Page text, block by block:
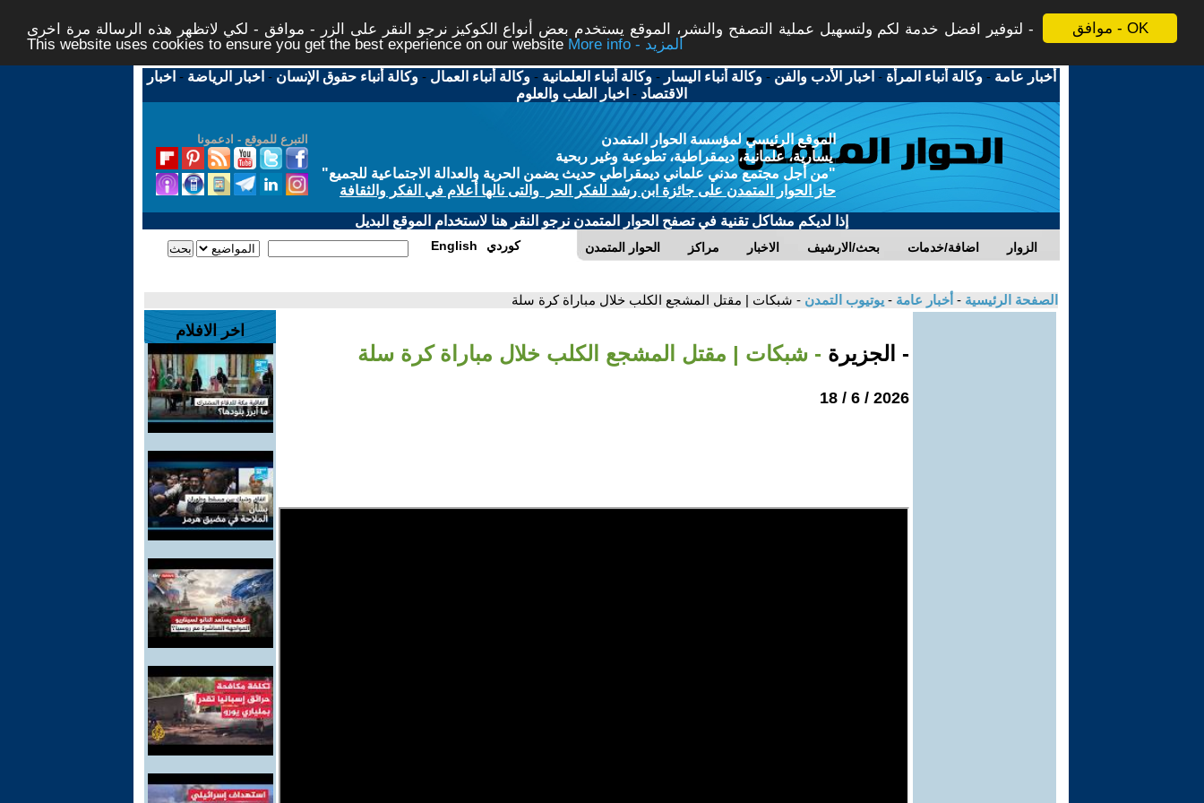
موافق - OK
لتوفير افضل خدمة لكم ولتسهيل عملية التصفح والنشر، الموقع يستخدم بعض أنواع الكوكيز نرجو النقر على الزر - موافق - لكي لاتظهر هذه الرسالة مرة اخرى -
This website uses cookies to ensure you get the best experience on our website
More info - المزيد
أخبار عامة -وكالة أنباء المرأة - اخبار الأدب والفن -وكالة أنباء اليسار -وكالة أنباء العلمانية -وكالة أنباء العمال -وكالة أنباء حقوق الإنسان - اخبار الرياضة - اخبار
الاقتصاد - اخبار الطب والعلوم
التبرع للموقع - ادعمونا
الموقع الرئيسي لمؤسسة الحوار المتمدن
يسارية، علمانية، ديمقراطية، تطوعية وغير ربحية
"من أجل مجتمع مدني علماني ديمقراطي حديث يضمن الحرية والعدالة الاجتماعية للجميع"
حاز الحوار المتمدن على جائزة ابن رشد للفكر الحر والتى نالها أعلام في الفكر والثقافة
إذا لديكم مشاكل تقنية في تصفح الحوار المتمدن نرجو النقر هنا لاستخدام الموقع البديل
الحوار المتمدن مراكز الاخبار بحث/الارشيف اضافة/خدمات الزوار English كوردي
الصفحة الرئيسية - أخبار عامة - يوتيوب التمدن - شبكات | مقتل المشجع الكلب خلال مباراة كرة سلة
- الجزيرة - شبكات | مقتل المشجع الكلب خلال مباراة كرة سلة
2026 / 6 / 18
اخر الافلام